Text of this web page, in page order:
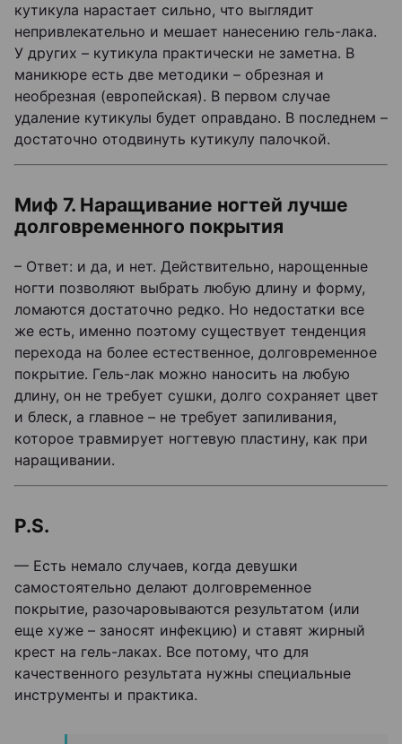
кутикула нарастает сильно, что выглядит
непривлекательно и мешает нанесению гель-лака.
У других – кутикула практически не заметна. В
маникюре есть две методики – обрезная и
необрезная (европейская). В первом случае
удаление кутикулы будет оправдано. В последнем –
достаточно отодвинуть кутикулу палочкой.
Миф 7. Наращивание ногтей лучше
долговременного покрытия
– Ответ: и да, и нет. Действительно, нарощенные
ногти позволяют выбрать любую длину и форму,
ломаются достаточно редко. Но недостатки все
же есть, именно поэтому существует тенденция
перехода на более естественное, долговременное
покрытие. Гель-лак можно наносить на любую
длину, он не требует сушки, долго сохраняет цвет
и блеск, а главное – не требует запиливания,
которое травмирует ногтевую пластину, как при
наращивании.
P.S.
— Есть немало случаев, когда девушки
самостоятельно делают долговременное
покрытие, разочаровываются результатом (или
еще хуже – заносят инфекцию) и ставят жирный
крест на гель-лаках. Все потому, что для
качественного результата нужны специальные
инструменты и практика.